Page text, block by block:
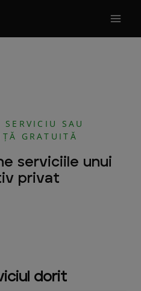
SAU
GRATUITĂ
serviciile unui
privat
dorit